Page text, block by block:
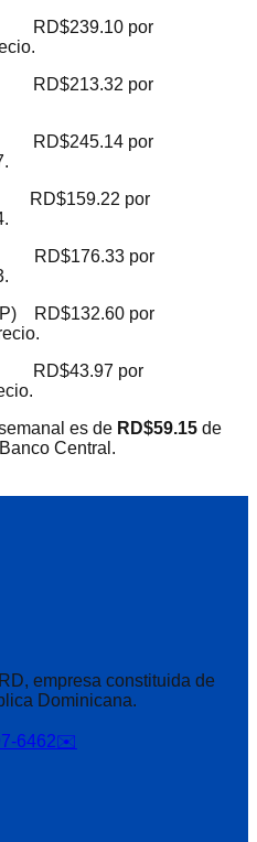
por
por
por
por
por
RD$132.60 por
por
es de RD$59.15 de
Central.
empresa constituida de
Dominicana.
6462✉️